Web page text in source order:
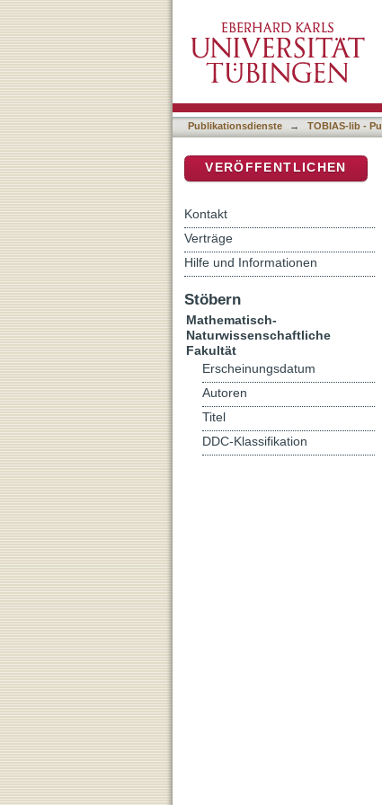
Publikationsdienste → TOBIAS-lib -
VERÖFFENTLICHEN
Kontakt
Verträge
Hilfe und Informationen
Stöbern
Mathematisch-
Naturwissenschaftliche
Fakultät
Erscheinungsdatum
Autoren
Titel
DDC-Klassifikation